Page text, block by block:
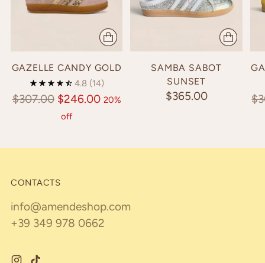
GAZELLE CANDY GOLD
4.8 (14)
Regular
$307.00 $246.00 20%
off
SAMBA SABOT
SUNSET
$365.00
CONTACTS
info@amendeshop.com
+39 349 978 0662